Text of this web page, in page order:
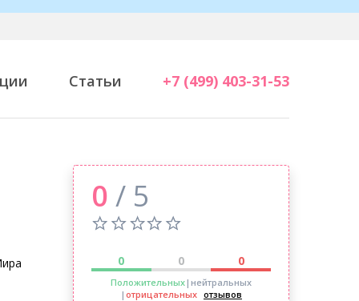
Статьи +7 (499) 403-31-53
0 / 5
0 0 0
Положительных|нейтральных
| отрицательных отзывов